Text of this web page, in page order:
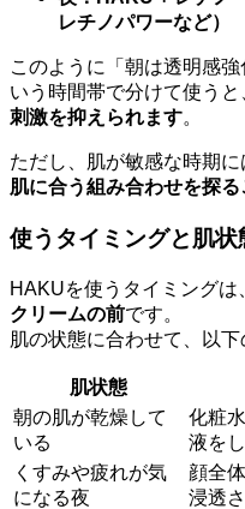
レチノパワーなど）
このように「朝は透明感
いう時間帯で分けて使うと
刺激を抑えられます。
ただし、肌が敏感な時期に
肌に合う組み合わせを探る
使うタイミングと肌
HAKUを使うタイミングは
クリームの前です。
肌の状態に合わせて、以
肌状態
朝の肌が乾燥して
いる
化粧
液を
くすみや疲れが気
になる夜
顔全
浸透